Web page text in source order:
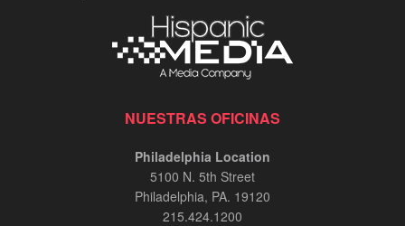
NUESTRAS OFICINAS
Philadelphia Location
5100 N. 5th Street
Philadelphia, PA. 19120
215.424.1200